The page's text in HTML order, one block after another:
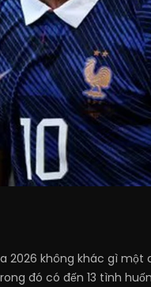
2026 không khác gì
đó có đến 13 tình